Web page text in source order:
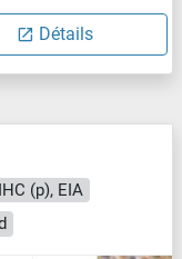
Détails
(p), EIA